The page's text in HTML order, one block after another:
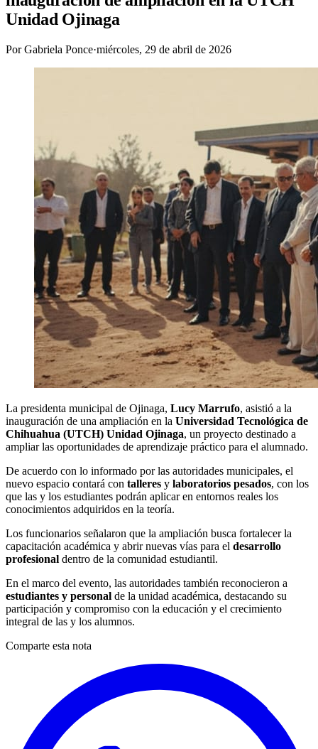
Unidad Ojinaga
PorGabriela Ponce·miércoles, 29 de abril de 2026
La presidenta municipal de Ojinaga, Lucy Marrufo, asistió a la
inauguración de una ampliación en la Universidad Tecnológica de
Chihuahua (UTCH) Unidad Ojinaga, un proyecto destinado a
ampliar las oportunidades de aprendizaje práctico para el alumnado.
De acuerdo con lo informado por las autoridades municipales, el
nuevo espacio contará con talleres y laboratorios pesados, con los
que las y los estudiantes podrán aplicar en entornos reales los
conocimientos adquiridos en la teoría.
Los funcionarios señalaron que la ampliación busca fortalecer la
capacitación académica y abrir nuevas vías para el desarrollo
profesional dentro de la comunidad estudiantil.
En el marco del evento, las autoridades también reconocieron a
estudiantes y personal de la unidad académica, destacando su
participación y compromiso con la educación y el crecimiento
integral de las y los alumnos.
Comparte esta nota